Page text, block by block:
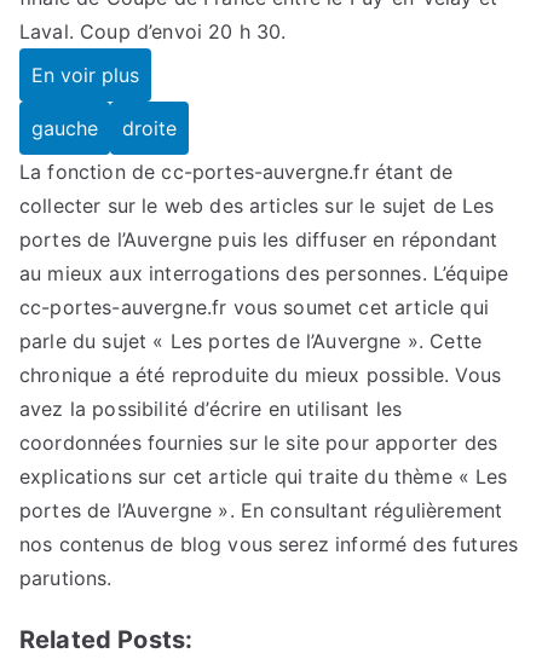
Laval. Coup d’envoi 20 h 30.
En voir plus
gauche
droite
La fonction de cc-portes-auvergne.fr étant de
collecter sur le web des articles sur le sujet de Les
portes de l’Auvergne puis les diffuser en répondant
au mieux aux interrogations des personnes. L’équipe
cc-portes-auvergne.fr vous soumet cet article qui
parle du sujet « Les portes de l’Auvergne ». Cette
chronique a été reproduite du mieux possible. Vous
avez la possibilité d’écrire en utilisant les
coordonnées fournies sur le site pour apporter des
explications sur cet article qui traite du thème « Les
portes de l’Auvergne ». En consultant régulièrement
nos contenus de blog vous serez informé des futures
parutions.
Related Posts: